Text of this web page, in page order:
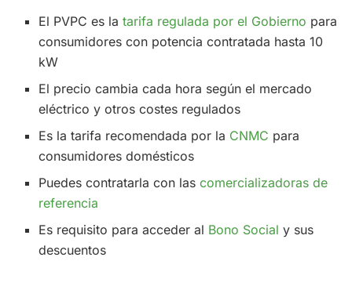
El PVPC es latarifa regulada por el Gobierno para
consumidores con potencia contratada hasta 10
kW
El precio cambia cada hora según el mercado
eléctrico y otros costes regulados
Es la tarifa recomendada por la CNMC para
consumidores domésticos
Puedes contratarla con lascomercializadoras de
referencia
Es requisito para acceder al Bono Social y sus
descuentos